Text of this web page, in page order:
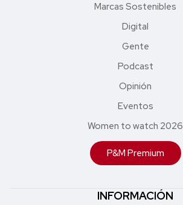
Marcas Sostenibles
Digital
Gente
Podcast
Opinión
Eventos
Women to watch 2026
P&M Premium
INFORMACIÓN